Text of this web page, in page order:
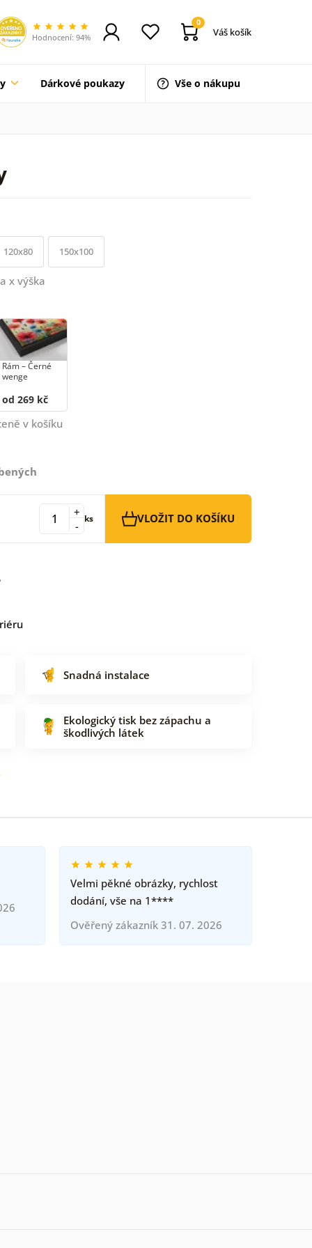
Hodnocení: 94%
0
Váš košík
Dárkové poukazy Vše o nákupu
120x80 150x100
x výška
Rám –⁠⁠⁠⁠⁠⁠ Černé
wenge
od 269 kč
v košíku
-
+ ks VLOŽIT DO KOŠÍKU
Snadná instalace
Ekologický tisk bez zápachu a
škodlivých látek
Velmi pěkné obrázky, rychlost
dodání, vše na 1****
Ověřený zákazník 31. 07. 2026